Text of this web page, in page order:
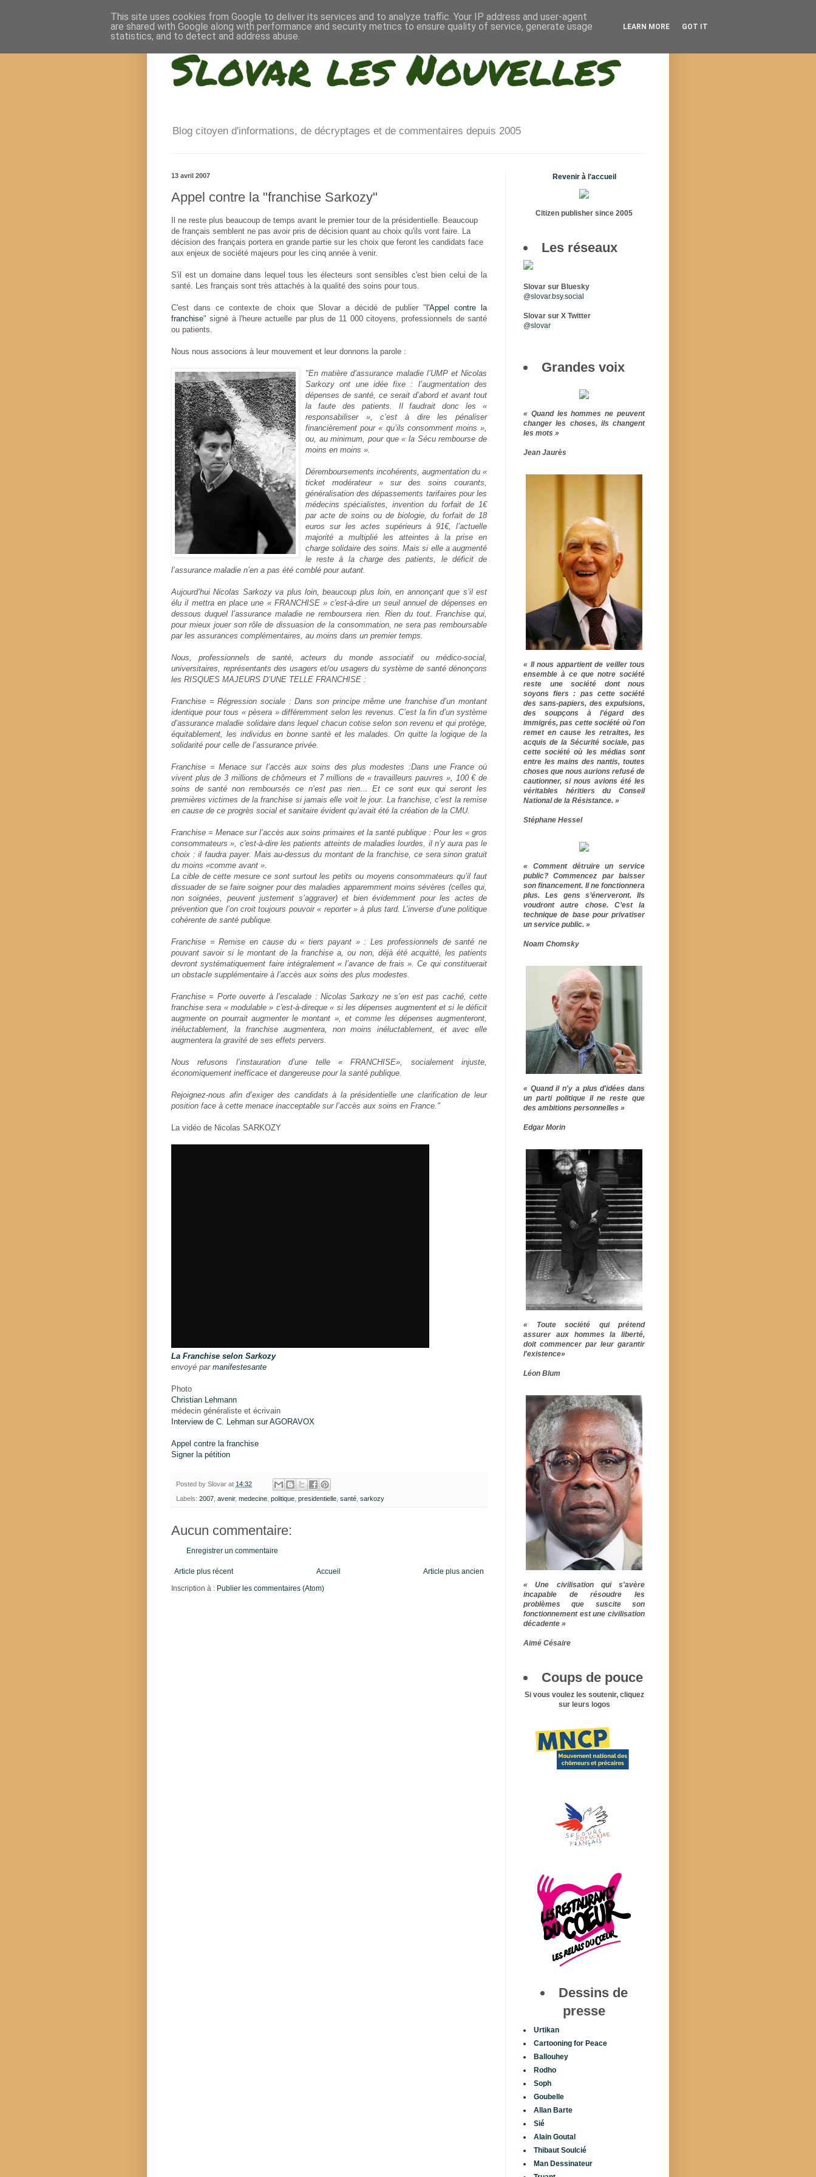
Slovar les Nouvelles
Blog citoyen d'informations, de décryptages et de commentaires depuis 2005
13 avril 2007
Appel contre la "franchise Sarkozy"
Il ne reste plus beaucoup de temps avant le premier tour de la présidentielle. Beaucoup
de français semblent ne pas avoir pris de décision quant au choix qu'ils vont faire. La
décision des français portera en grande partie sur les choix que feront les candidats face
aux enjeux de société majeurs pour les cinq année à venir.
S'il est un domaine dans lequel tous les électeurs sont sensibles c'est bien celui de la
santé. Les français sont très attachés à la qualité des soins pour tous.
C'est dans ce contexte de choix que Slovar a décidé de publier " l'Appel contre la
franchise" signé à l'heure actuelle par plus de 11 000 citoyens, professionnels de santé
ou patients.
Nous nous associons à leur mouvement et leur donnons la parole :
"En matière d’assurance maladie l’UMP et Nicolas
Sarkozy ont une idée fixe : l’augmentation des
dépenses de santé, ce serait d’abord et avant tout
la faute des patients. Il faudrait donc les «
responsabiliser », c’est à dire les pénaliser
financièrement pour « qu’ils consomment moins »,
ou, au minimum, pour que « la Sécu rembourse de
moins en moins ».
Déremboursements incohérents, augmentation du «
ticket modérateur » sur des soins courants,
généralisation des dépassements tarifaires pour les
médecins spécialistes, invention du forfait de 1€
par acte de soins ou de biologie, du forfait de 18
euros sur les actes supérieurs à 91€, l’actuelle
majorité a multiplié les atteintes à la prise en
charge solidaire des soins. Mais si elle a augmenté
le reste à la charge des patients, le déficit de
l’assurance maladie n’en a pas été comblé pour autant.
Aujourd’hui Nicolas Sarkozy va plus loin, beaucoup plus loin, en annonçant que s’il est
élu il mettra en place une « FRANCHISE » c'est-à-dire un seuil annuel de dépenses en
dessous duquel l’assurance maladie ne remboursera rien. Rien du tout. Franchise qui,
pour mieux jouer son rôle de dissuasion de la consommation, ne sera pas remboursable
par les assurances complémentaires, au moins dans un premier temps.
Nous, professionnels de santé, acteurs du monde associatif ou médico-social,
universitaires, représentants des usagers et/ou usagers du système de santé dénonçons
les RISQUES MAJEURS D’UNE TELLE FRANCHISE :
Franchise = Régression sociale : Dans son principe même une franchise d’un montant
identique pour tous « pèsera » différemment selon les revenus. C’est la fin d’un système
d’assurance maladie solidaire dans lequel chacun cotise selon son revenu et qui protège,
équitablement, les individus en bonne santé et les malades. On quitte la logique de la
solidarité pour celle de l’assurance privée.
Franchise = Menace sur l’accès aux soins des plus modestes :Dans une France où
vivent plus de 3 millions de chômeurs et 7 millions de « travailleurs pauvres », 100 € de
soins de santé non remboursés ce n’est pas rien… Et ce sont eux qui seront les
premières victimes de la franchise si jamais elle voit le jour. La franchise, c’est la remise
en cause de ce progrès social et sanitaire évident qu’avait été la création de la CMU.
Franchise = Menace sur l’accès aux soins primaires et la santé publique : Pour les « gros
consommateurs », c'est-à-dire les patients atteints de maladies lourdes, il n’y aura pas le
choix : il faudra payer. Mais au-dessus du montant de la franchise, ce sera sinon gratuit
du moins «comme avant ».
La cible de cette mesure ce sont surtout les petits ou moyens consommateurs qu’il faut
dissuader de se faire soigner pour des maladies apparemment moins sévères (celles qui,
non soignées, peuvent justement s’aggraver) et bien évidemment pour les actes de
prévention que l’on croit toujours pouvoir « reporter » à plus tard. L’inverse d’une politique
cohérente de santé publique.
Franchise = Remise en cause du « tiers payant » : Les professionnels de santé ne
pouvant savoir si le montant de la franchise a, ou non, déjà été acquitté, les patients
devront systématiquement faire intégralement « l’avance de frais ». Ce qui constituerait
un obstacle supplémentaire à l’accès aux soins des plus modestes.
Franchise = Porte ouverte à l’escalade : Nicolas Sarkozy ne s’en est pas caché, cette
franchise sera « modulable » c'est-à-direque « si les dépenses augmentent et si le déficit
augmente on pourrait augmenter le montant », et comme les dépenses augmenteront,
inéluctablement, la franchise augmentera, non moins inéluctablement, et avec elle
augmentera la gravité de ses effets pervers.
Nous refusons l’instauration d’une telle « FRANCHISE», socialement injuste,
économiquement inefficace et dangereuse pour la santé publique.
Rejoignez-nous afin d’exiger des candidats à la présidentielle une clarification de leur
position face à cette menace inacceptable sur l’accès aux soins en France."
La vidéo de Nicolas SARKOZY
La Franchise selon Sarkozy
envoyé par manifestesante
Photo
Christian Lehmann
médecin généraliste et écrivain
Interview de C. Lehman sur AGORAVOX
Appel contre la franchise
Signer la pétition
Posted by Slovar at 14:32
Labels: 2007, avenir, medecine, politique, presidentielle, santé, sarkozy
Aucun commentaire:
Enregistrer un commentaire
Article plus récent Article plus ancien
Accueil
Inscription à : Publier les commentaires (Atom)
Revenir à l'accueil
Citizen publisher since 2005
Les réseaux
Slovar sur Bluesky
@slovar.bsy.social
Slovar sur X Twitter
@slovar
Grandes voix
« Quand les hommes ne peuvent
changer les choses, ils changent
les mots »
Jean Jaurès
« Il nous appartient de veiller tous
ensemble à ce que notre société
reste une société dont nous
soyons fiers : pas cette société
des sans-papiers, des expulsions,
des soupçons à l'égard des
immigrés, pas cette société où l'on
remet en cause les retraites, les
acquis de la Sécurité sociale, pas
cette société où les médias sont
entre les mains des nantis, toutes
choses que nous aurions refusé de
cautionner, si nous avions été les
véritables héritiers du Conseil
National de la Résistance. »
Stéphane Hessel
« Comment détruire un service
public? Commencez par baisser
son financement. Il ne fonctionnera
plus. Les gens s’énerveront. Ils
voudront autre chose. C’est la
technique de base pour privatiser
un service public. »
Noam Chomsky
« Quand il n'y a plus d'idées dans
un parti politique il ne reste que
des ambitions personnelles »
Edgar Morin
« Toute société qui prétend
assurer aux hommes la liberté,
doit commencer par leur garantir
l'existence»
Léon Blum
« Une civilisation qui s'avère
incapable de résoudre les
problèmes que suscite son
fonctionnement est une civilisation
décadente »
Aimé Césaire
Coups de pouce
Si vous voulez les soutenir, cliquez
sur leurs logos
Dessins de
presse
Urtikan
Cartooning for Peace
Ballouhey
Rodho
Soph
Goubelle
Allan Barte
Sié
Alain Goutal
Thibaut Soulcié
Man Dessinateur
This site uses cookies from Google to deliver its services and to analyze traffic. Your IP address and user-agent
are shared with Google along with performance and security metrics to ensure quality of service, generate usage
statistics, and to detect and address abuse.
LEARN MORE GOT IT